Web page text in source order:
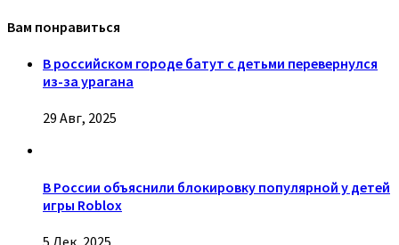
Вам понравиться
В российском городе батут с детьми перевернулся
из-за урагана
29 Авг, 2025
В России объяснили блокировку популярной у детей
игры Roblox
5 Дек, 2025